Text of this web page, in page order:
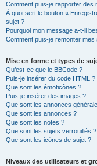
Comment puis-je rapporter des
À quoi sert le bouton «
sujet ?
Pourquoi mon message a-t-il
Comment puis-je remonter mes
Mise en forme et types de
Qu’est-ce que le BBCode ?
Puis-je insérer du code HTML ?
Que sont les émoticônes ?
Puis-je insérer des images ?
Que sont les annonces
Que sont les annonces ?
Que sont les notes ?
Que sont les sujets verrouillés ?
Que sont les icônes de sujet ?
Niveaux des utilisateurs et